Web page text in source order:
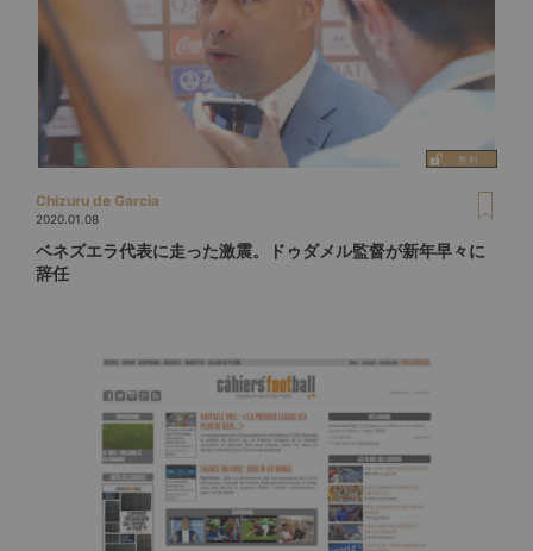
Chizuru de Garcia
2020.01.08
ベネズエラ代表に走った激震。ドゥダメル監督が新年早々に
辞任